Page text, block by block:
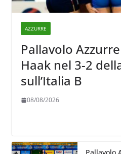
AZZURRE
Pallavolo
Haak nel 3-2
sull’Italia B
08/08/2026